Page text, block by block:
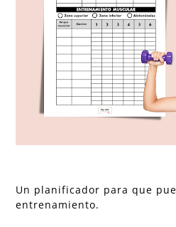
Un planificador para que
entrenamiento.